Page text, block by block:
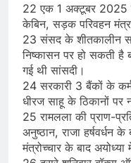
22 एक 1 अक्टूबर 2025 से
केबिन, सड़क परिवहन
23 संसद के शीतकालीन
निष्कासन पर हो सकती है
गई थी सांसदी।
24 सरकारी 3 बैंकों के
धीरज साहू के ठिकानों पर
25 रामलला की प्राण-
अनुष्ठान, राजा हर्षवर्धन
मंत्रोच्चार के बाद अयोध्या